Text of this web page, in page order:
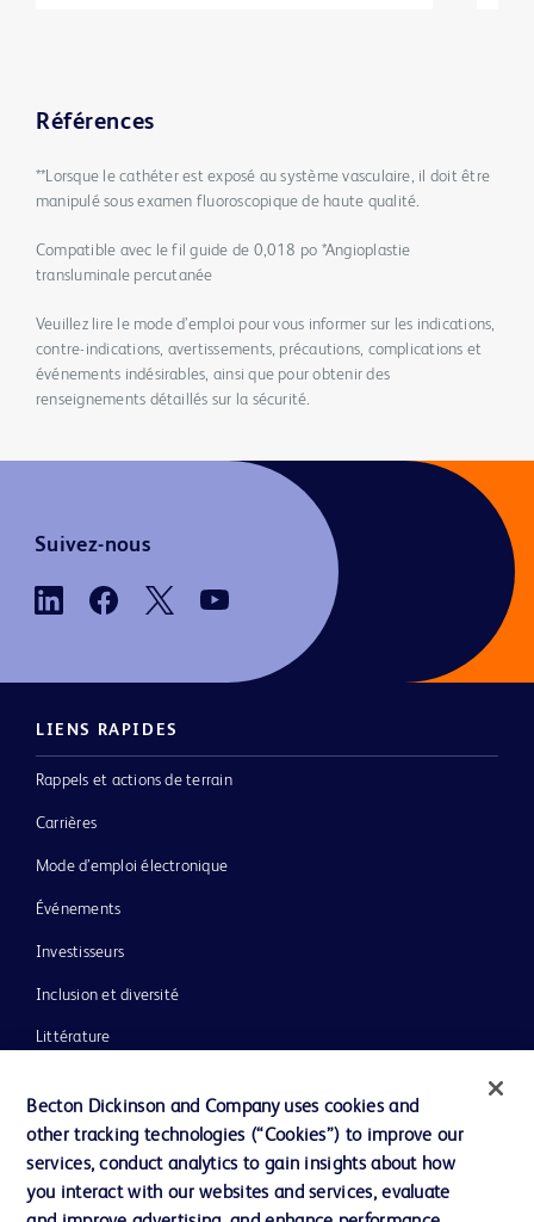
Références
**Lorsque le cathéter est exposé au système vasculaire, il doit être
manipulé sous examen fluoroscopique de haute qualité.
Compatible avec le fil guide de 0,018 po *Angioplastie
transluminale percutanée
Veuillez lire le mode d’emploi pour vous informer sur les indications,
contre-indications, avertissements, précautions, complications et
événements indésirables, ainsi que pour obtenir des
renseignements détaillés sur la sécurité.
Suivez-nous
LIENS RAPIDES
Rappels et actions de terrain
Carrières
Mode d’emploi électronique
Événements
Investisseurs
Inclusion et diversité
Littérature
Notre entreprise
Éthique et conformité
Assistance
Becton Dickinson and Company uses cookies and
other tracking technologies (“Cookies”) to improve our
services, conduct analytics to gain insights about how
you interact with our websites and services, evaluate